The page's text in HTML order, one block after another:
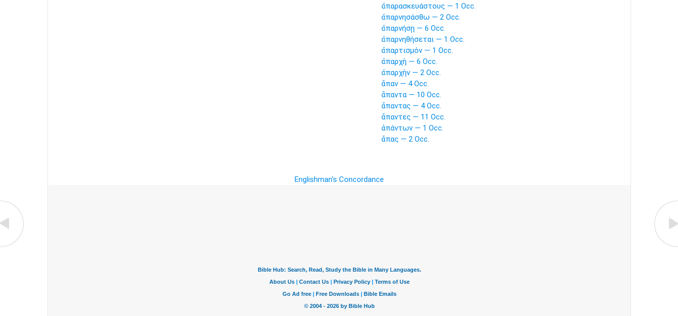
ἀπαρασκευάστους — 1 Occ.
ἀπαρνησάσθω — 2 Occ.
ἀπαρνήσῃ — 6 Occ.
ἀπαρνηθήσεται — 1 Occ.
ἀπαρτισμόν — 1 Occ.
ἀπαρχὴ — 6 Occ.
ἀπαρχὴν — 2 Occ.
ἅπαν — 4 Occ.
ἅπαντα — 10 Occ.
ἅπαντας — 4 Occ.
ἅπαντες — 11 Occ.
ἁπάντων — 1 Occ.
ἅπας — 2 Occ.
Englishman's Concordance